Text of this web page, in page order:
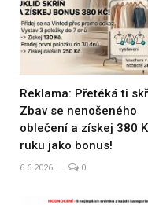
Reklama: Přetéká ti
Zbav se nenošeného
oblečení a získej 380
ruku jako bonus!
6.6.2026 0